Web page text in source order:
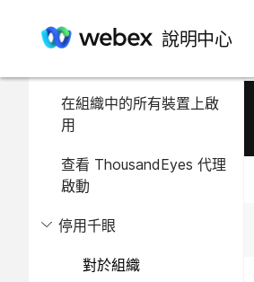
說明中心
在此文章中
在組織中的所有裝置上啟
用
查看 ThousandEyes 代理
啟動
停用千眼
對於組織